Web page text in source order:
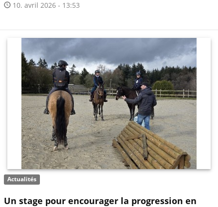
10. avril 2026 - 13:53
Actualités
Un stage pour encourager la progression en